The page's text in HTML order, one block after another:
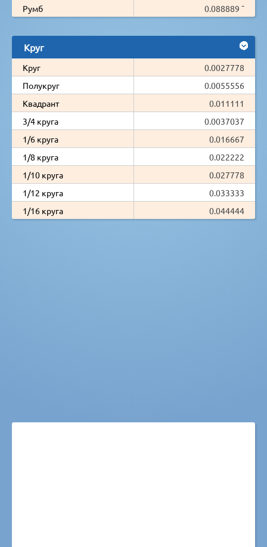
Румб
0.088889 ¯
Круг
Круг
0.0027778
Полукруг
0.0055556
Квадрант
0.011111
3/4 круга
0.0037037
1/6 круга
0.016667
1/8 круга
0.022222
1/10 круга
0.027778
1/12 круга
0.033333
1/16 круга
0.044444